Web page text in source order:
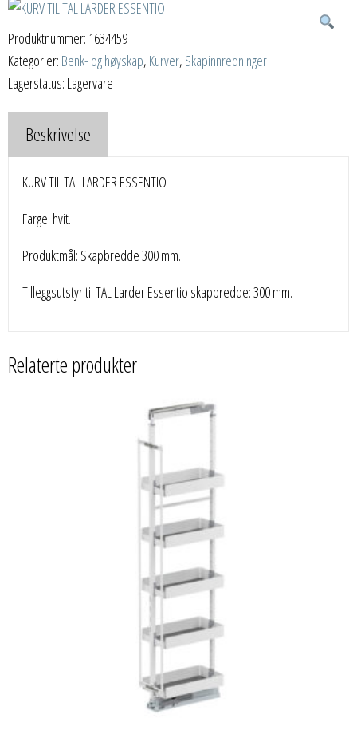
Produktnummer: 1634459
Kategorier: Benk- og høyskap, Kurver, Skapinnredninger
Lagerstatus: Lagervare
Beskrivelse
KURV TIL TAL LARDER ESSENTIO
Farge: hvit.
Produktmål: Skapbredde 300 mm.
Tilleggsutstyr til TAL Larder Essentio skapbredde: 300 mm.
Relaterte produkter